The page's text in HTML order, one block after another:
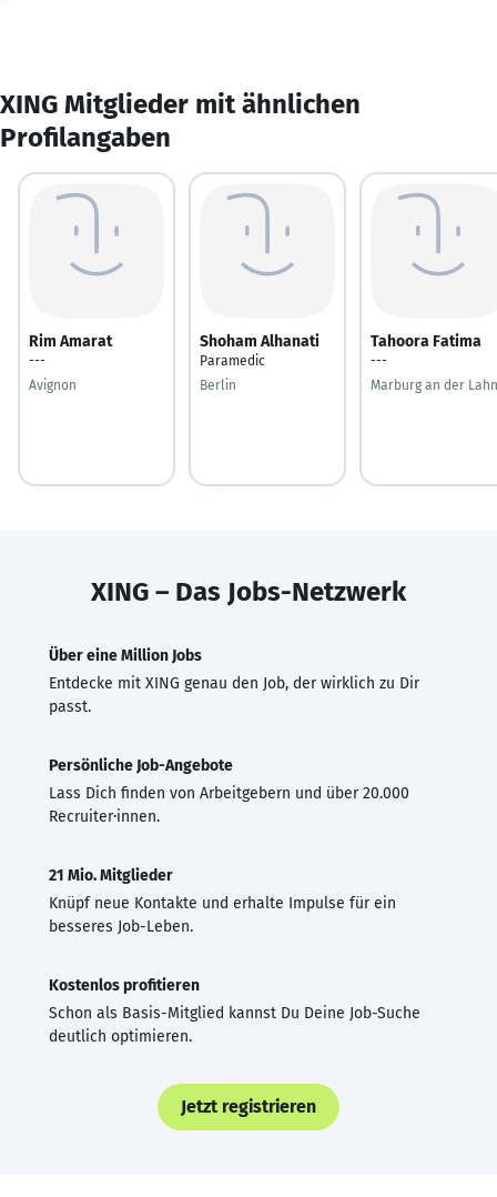
XING Mitglieder mit ähnlichen
Profilangaben
Rim Amarat
---
Avignon
Shoham Alhanati
Paramedic
Berlin
Tahoora Fatima
---
Marburg an der Lahn
XING – Das Jobs-Netzwerk
Über eine Million Jobs
Entdecke mit XING genau den Job, der wirklich zu Dir
passt.
Persönliche Job-Angebote
Lass Dich finden von Arbeitgebern und über 20.000
Recruiter·innen.
21 Mio. Mitglieder
Knüpf neue Kontakte und erhalte Impulse für ein
besseres Job-Leben.
Kostenlos profitieren
Schon als Basis-Mitglied kannst Du Deine Job-Suche
deutlich optimieren.
Jetzt registrieren